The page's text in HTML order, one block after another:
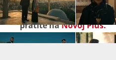
ponedjeljka do petka na
pratite naNovoj Plus.